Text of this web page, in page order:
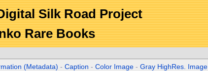
Silk Road Project
Rare Books
(Metadata) -Caption -Color Image -Gray HighRes. Image